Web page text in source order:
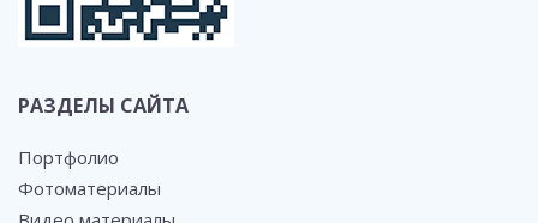
РАЗДЕЛЫ САЙТА
Портфолио
Фотоматериалы